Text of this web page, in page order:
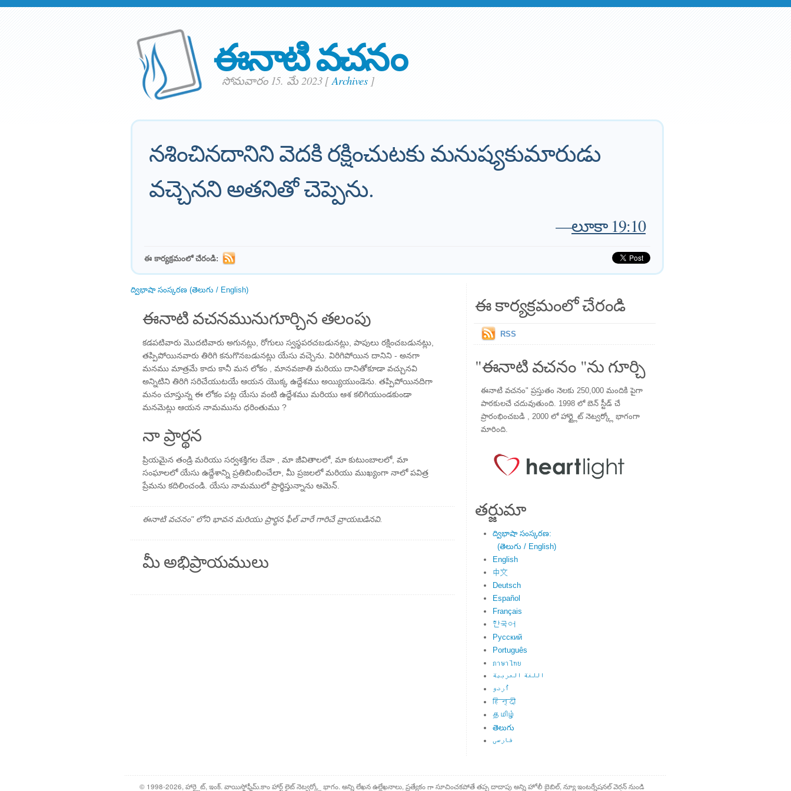
ఈనాటి వచనం
సోమవారం 15. మే 2023 [Archives]
నశించినదానిని వెదకి రక్షించుటకు మనుష్యకుమారుడు
వచ్చెనని అతనితో చెప్పెను.
—లూకా 19:10
ఈ కార్యక్రమంలో చేరండి:
ద్విభాషా సంస్కరణ (తెలుగు / English)
ఈనాటి వచనమునుగూర్చిన తలంపు
కడపటివారు మొదటివారు అగునట్లు, రోగులు స్వస్థపరచబడునట్లు, పాపులు రక్షించబడునట్లు,
తప్పిపోయినవారు తిరిగి కనుగొనబడునట్లు యేసు వచ్చెను. విరిగిపోయిన దానిని - అనగా
మనము మాత్రమే కాదు కానీ మన లోకం , మానవజాతి మరియు దానితోకూడా వచ్చునవి
అన్నిటిని తిరిగి సరిచేయుటయే ఆయన యొక్క ఉద్దేశము అయ్యియుండెను. తప్పిపోయినదిగా
మనం చూస్తున్న ఈ లోకం పట్ల యేసు వంటి ఉద్దేశము మరియు ఆశ కలిగియుండకుండా
మనమెట్లు ఆయన నామమును ధరింతుము ?
నా ప్రార్థన
ప్రియమైన తండ్రి మరియు సర్వశక్తిగల దేవా , మా జీవితాలలో, మా కుటుంబాలలో, మా
సంఘాలలో యేసు ఉద్దేశాన్ని ప్రతిబింబించేలా, మీ ప్రజలలో మరియు ముఖ్యంగా నాలో పవిత్ర
ప్రేమను కదిలించండి. యేసు నామములో ప్రార్థిస్తున్నాను ఆమెన్.
ఈనాటి వచనం" లోని భావన మరియు ప్రార్థన ఫీల్ వారే గారిచే వ్రాయబడినవి.
మీ అభిప్రాయములు
ఈ కార్యక్రమంలో చేరండి
RSS
"ఈనాటి వచనం "ను గూర్చి
ఈనాటి వచనం" ప్రస్తుతం నెలకు 250,000 మందికి పైగా
పాఠకులచే చదువుతుంది. 1998 లో బెన్ స్టీడ్ చే
ప్రారంభించబడి , 2000 లో హార్ట్లైట్ నెట్వర్క్లో భాగంగా
మారింది.
తర్జుమా
ద్విభాషా సంస్కరణ:
(తెలుగు / English)
English
中文
Deutsch
Español
Français
한국어
Русский
Português
ภาษาไทย
اللغة العربية
اُردو
हिन्दी
தமிழ்
తెలుగు
فارسی
© 1998-2026, హార్ట్లైట్, ఇంక్. వాయిస్హోఫ్హీమ్.కాం హార్ట్ లైట్ నెట్వర్క్లో భాగం. అన్ని లేఖన ఉల్లేఖనాలు, ప్రత్యేకం గా సూచించకపోతే తప్ప దాదాపు అన్ని హోలీ బైబిల్, న్యూ ఇంటర్నేషనల్ వెర్షన్ నుండి